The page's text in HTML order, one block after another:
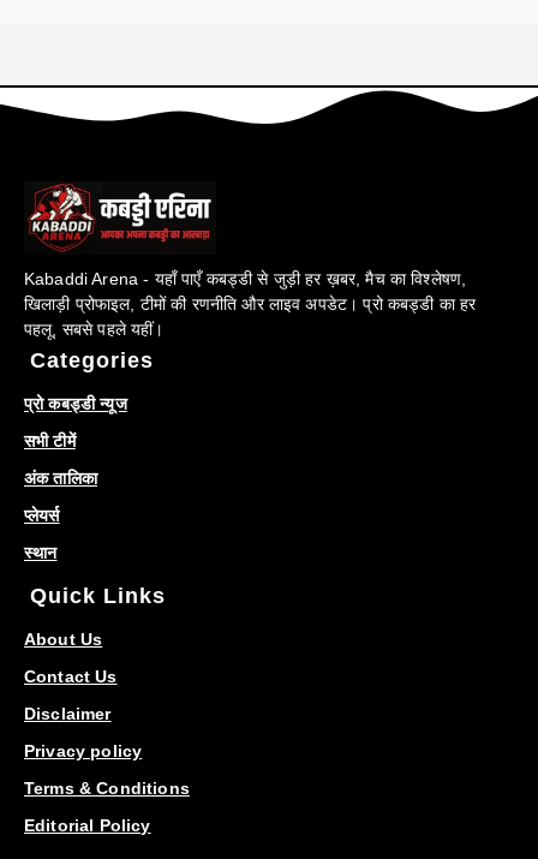
Kabaddi Arena - यहाँ पाएँ कबड्डी से जुड़ी हर ख़बर, मैच का विश्लेषण,
खिलाड़ी प्रोफाइल, टीमों की रणनीति और लाइव अपडेट। प्रो कबड्डी का हर
पहलू, सबसे पहले यहीं।
Categories
प्रो कबड्डी न्यूज
सभी टीमें
अंक तालिका
प्लेयर्स
स्थान
Quick Links
About Us
Contact Us
Disclaimer
Privacy policy
Terms & Conditions
Editorial Policy